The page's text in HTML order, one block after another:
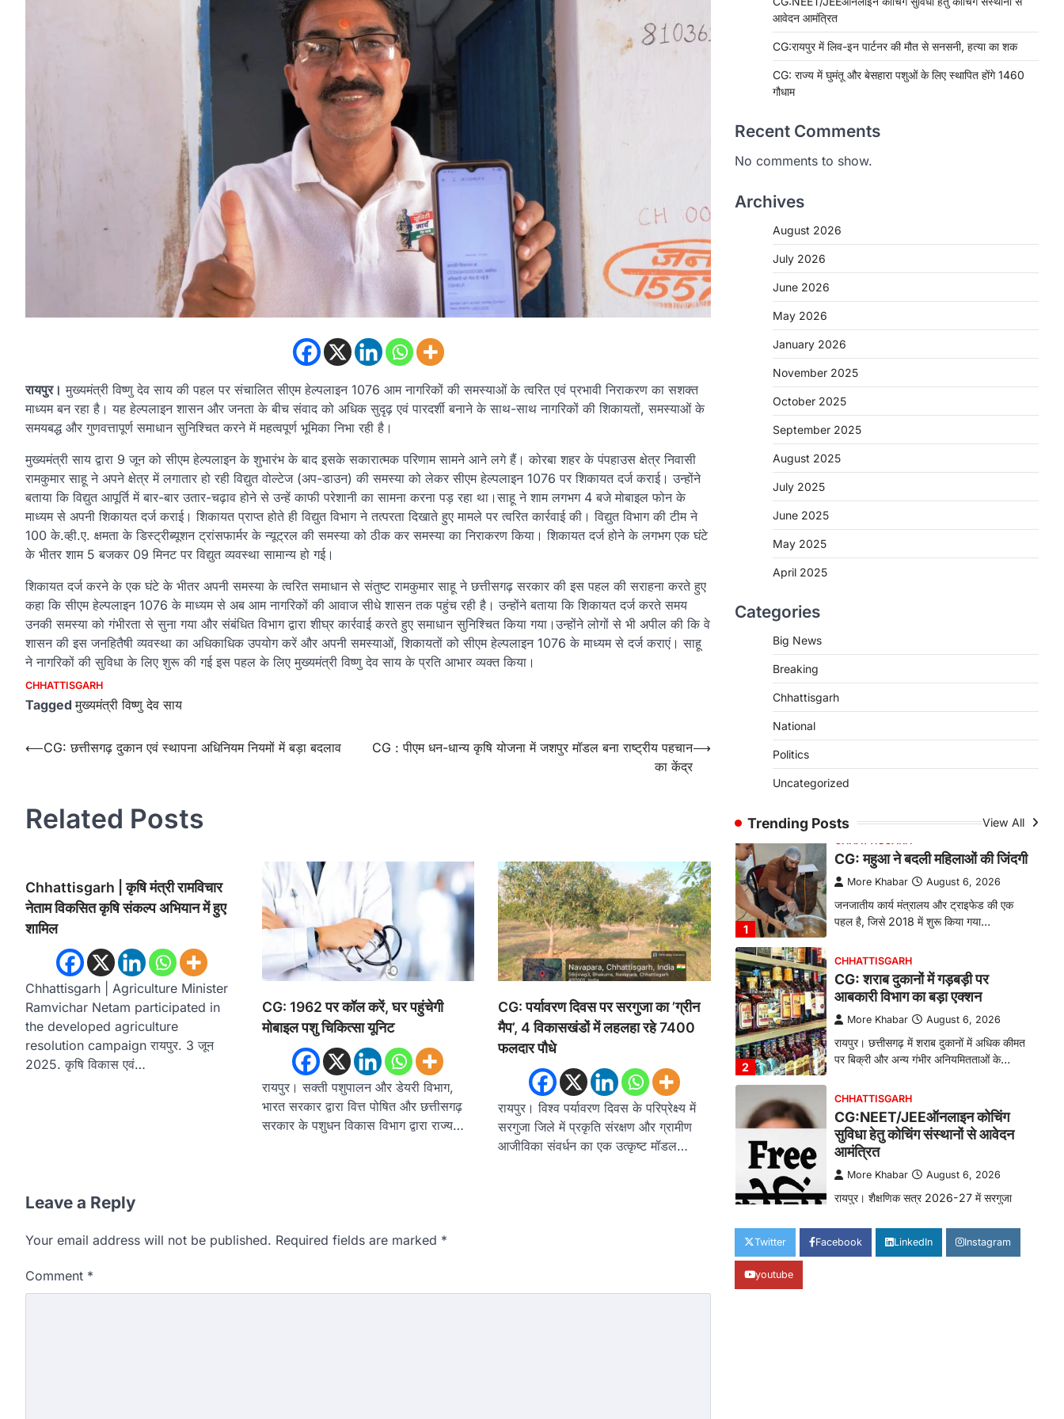
रायपुर। मुख्यमंत्री विष्णु देव साय की पहल पर संचालित सीएम हेल्पलाइन 1076 आम नागरिकों की समस्याओं के त्वरित एवं प्रभावी निराकरण का सशक्त
माध्यम बन रहा है। यह हेल्पलाइन शासन और जनता के बीच संवाद को अधिक सुदृढ़ एवं पारदर्शी बनाने के साथ-साथ नागरिकों की शिकायतों, समस्याओं के
समयबद्ध और गुणवत्तापूर्ण समाधान सुनिश्चित करने में महत्वपूर्ण भूमिका निभा रही है।
मुख्यमंत्री साय द्वारा 9 जून को सीएम हेल्पलाइन के शुभारंभ के बाद इसके सकारात्मक परिणाम सामने आने लगे हैं। कोरबा शहर के पंपहाउस क्षेत्र निवासी
रामकुमार साहू ने अपने क्षेत्र में लगातार हो रही विद्युत वोल्टेज (अप-डाउन) की समस्या को लेकर सीएम हेल्पलाइन 1076 पर शिकायत दर्ज कराई। उन्होंने
बताया कि विद्युत आपूर्ति में बार-बार उतार-चढ़ाव होने से उन्हें काफी परेशानी का सामना करना पड़ रहा था।साहू ने शाम लगभग 4 बजे मोबाइल फोन के
माध्यम से अपनी शिकायत दर्ज कराई। शिकायत प्राप्त होते ही विद्युत विभाग ने तत्परता दिखाते हुए मामले पर त्वरित कार्रवाई की। विद्युत विभाग की टीम ने
100 के.व्ही.ए. क्षमता के डिस्ट्रीब्यूशन ट्रांसफार्मर के न्यूट्रल की समस्या को ठीक कर समस्या का निराकरण किया। शिकायत दर्ज होने के लगभग एक घंटे
के भीतर शाम 5 बजकर 09 मिनट पर विद्युत व्यवस्था सामान्य हो गई।
शिकायत दर्ज करने के एक घंटे के भीतर अपनी समस्या के त्वरित समाधान से संतुष्ट रामकुमार साहू ने छत्तीसगढ़ सरकार की इस पहल की सराहना करते हुए
कहा कि सीएम हेल्पलाइन 1076 के माध्यम से अब आम नागरिकों की आवाज सीधे शासन तक पहुंच रही है। उन्होंने बताया कि शिकायत दर्ज करते समय
उनकी समस्या को गंभीरता से सुना गया और संबंधित विभाग द्वारा शीघ्र कार्रवाई करते हुए समाधान सुनिश्चित किया गया।उन्होंने लोगों से भी अपील की कि वे
शासन की इस जनहितैषी व्यवस्था का अधिकाधिक उपयोग करें और अपनी समस्याओं, शिकायतों को सीएम हेल्पलाइन 1076 के माध्यम से दर्ज कराएं। साहू
ने नागरिकों की सुविधा के लिए शुरू की गई इस पहल के लिए मुख्यमंत्री विष्णु देव साय के प्रति आभार व्यक्त किया।
CHHATTISGARH
Taggedमुख्यमंत्री विष्णु देव साय
Post
⟵CG: छत्तीसगढ़ दुकान एवं स्थापना अधिनियम नियमों में बड़ा बदलाव
CG : पीएम धन-धान्य कृषि योजना में जशपुर मॉडल बना राष्ट्रीय पहचान
का केंद्र
⟶
Related Posts
Chhattisgarh | कृषि मंत्री रामविचार
नेताम विकसित कृषि संकल्प अभियान में हुए
शामिल
Chhattisgarh | Agriculture Minister
Ramvichar Netam participated in
the developed agriculture
resolution campaign रायपुर. 3 जून
2025. कृषि विकास एवं…
CG: 1962 पर कॉल करें, घर पहुंचेगी
मोबाइल पशु चिकित्सा यूनिट
रायपुर। सक्ती पशुपालन और डेयरी विभाग,
भारत सरकार द्वारा वित्त पोषित और छत्तीसगढ़
सरकार के पशुधन विकास विभाग द्वारा राज्य…
CG: पर्यावरण दिवस पर सरगुजा का ’ग्रीन
मैप’, 4 विकासखंडों में लहलहा रहे 7400
फलदार पौधे
रायपुर। विश्व पर्यावरण दिवस के परिप्रेक्ष्य में
सरगुजा जिले में प्रकृति संरक्षण और ग्रामीण
आजीविका संवर्धन का एक उत्कृष्ट मॉडल…
Leave a Reply
Your email address will not be published. Required fields are marked *
Comment *
आवेदन आमंत्रित
CG:रायपुर में लिव-इन पार्टनर की मौत से सनसनी, हत्या का शक
CG: राज्य में घुमंतू और बेसहारा पशुओं के लिए स्थापित होंगे 1460
गौधाम
Recent Comments
No comments to show.
Archives
August 2026
July 2026
June 2026
May 2026
January 2026
November 2025
October 2025
September 2025
August 2025
July 2025
June 2025
May 2025
April 2025
Categories
Big News
Breaking
Chhattisgarh
National
Politics
Uncategorized
Trending Posts View All
CHHATTISGARH
CG: शराब दुकानों में गड़बड़ी पर
आबकारी विभाग का बड़ा एक्शन
More Khabar
रायपुर। छत्तीसगढ़ में शराब दुकानों में अधिक कीमत
पर बिक्री और अन्य गंभीर अनियमितताओं के…
CG:NEET/JEEऑनलाइन कोचिंग
CHHATTISGARH
CG:रायपुर में लिव-इन पार्टनर की मौत
रायपुर। राजधानी रायपुर से एक सनसनीखेज मामला
सामने आया है। मुजगहन थाना क्षेत्र के
1
CHHATTISGARH
CG: महुआ ने बदली महिलाओं की जिंदगी
More Khabar August 6, 2026
जनजातीय कार्य मंत्रालय और ट्राइफेड की एक
पहल है, जिसे 2018 में शुरू किया गया…
2
CHHATTISGARH
CG: शराब दुकानों में गड़बड़ी पर
आबकारी विभाग का बड़ा एक्शन
More Khabar August 6, 2026
रायपुर। छत्तीसगढ़ में शराब दुकानों में अधिक कीमत
पर बिक्री और अन्य गंभीर अनियमितताओं के…
3
CHHATTISGARH
CG:NEET/JEEऑनलाइन कोचिंग
सुविधा हेतु कोचिंग संस्थानों से आवेदन
आमंत्रित
More Khabar August 6, 2026
रायपुर। शैक्षणिक सत्र 2026-27 में सरगुजा
संकाय…
Twitter Facebook LinkedIn Instagram
youtube